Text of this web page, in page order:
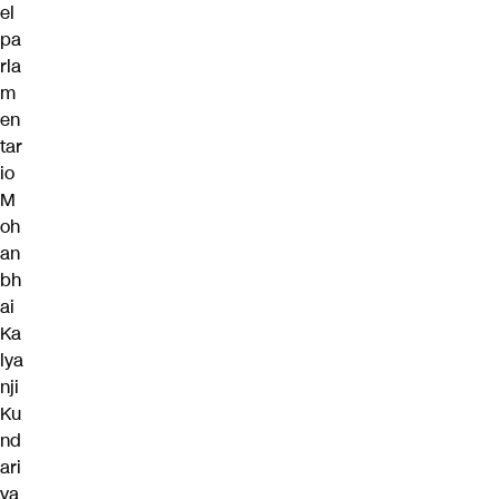
el
pa
rla
m
en
tar
io
M
oh
an
bh
ai
Ka
lya
nji
Ku
nd
ari
ya